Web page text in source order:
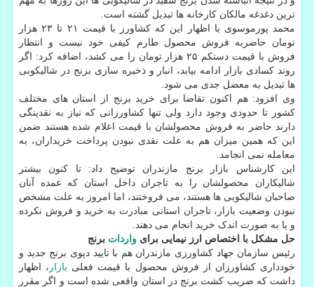
ترین دغدغه مالکان کارخانه ها تبدیل گشته است.
محمد پورموسوی با اظهار این که کشاورز با قیمت ۲۱ تا ۲۳ هزار
تومان حاضربه فروش محصول طارم کیفی خود نیست و انتظار
فروش با قیمت دستکم ۲۵ هزار تومان را می کشد، اضافه کرد: اگر
روند کسادی بازار ادامه بیابد، انبار و ذخیره سازی برنج در شالیکوبی
ها تبدیل به معضل جدی می شود.
وی افزود: هم اکنون تقاضا برای خرید برنج از استان های مختلف
کشور تا حدودی وجود دارد ولی تنها کشاورزانی که نیاز به نقدینگی
دارند حاضر به فروش محصولشان با قیمت اعلام شده هستند ضمن
این که همین میزان هم به علت نقدی نبودن پرداخت خریداران، به
معامله نمی انجامد.
این کارشناس بازار برنج مازندران توضیح داد: تا کنون بیشتر
شالیکاران محصولشان را به تاجران داخل استان که عمده آنان
صاحبان شالیکوبی ها هستند، می فروختند، اما امروز به علت مشخص
نبودن وضعیت بازار، تاجران استانی مبادرت به خرید و فروش نکرده
و یا به صورت اندک خرید انجام می دهند.
حل مشکل با اختصاص ارز نیمایی برای واردات برنج
رئیس سازمان جهاد کشاورزی مازندران هم با تایید دپوی برنج جدید و
خودداری کشاورزان از فروش محصول با قیمت فعلی بازار ، اظهار
داشت که ضریب کشت برنج در استان واقعی شده است و اگر مقرر